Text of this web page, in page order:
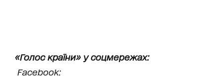
«Голос країни» у соцмережах:
Facebook: